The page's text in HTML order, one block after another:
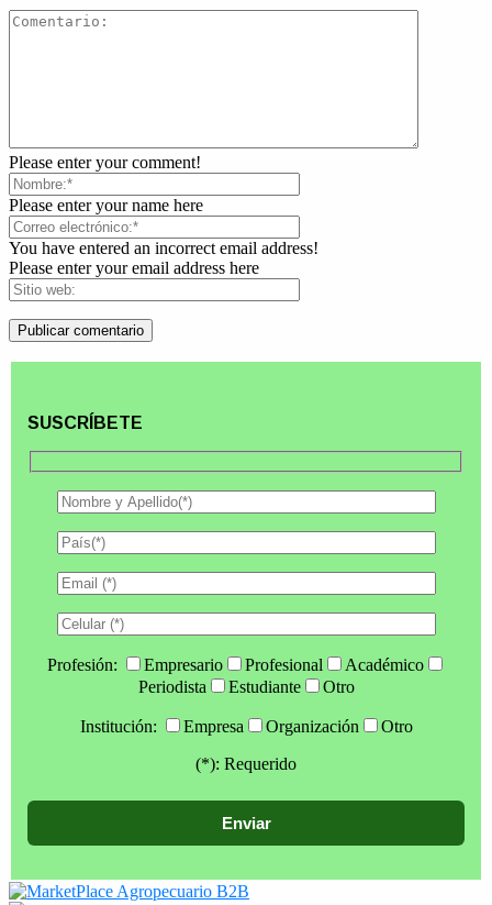
Please enter your comment!
Please enter your name here
You have entered an incorrect email address!
Please enter your email address here
SUSCRÍBETE
Profesión: Empresario Profesional
Académico
Periodista
Estudiante Otro
Institución: Empresa Organización
Otro
(*): Requerido